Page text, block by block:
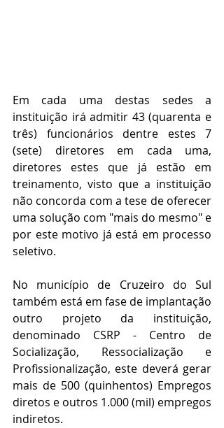
Em cada uma destas sedes a
instituição irá admitir 43 (quarenta e
três) funcionários dentre estes 7
(sete) diretores em cada uma,
diretores estes que já estão em
treinamento, visto que a instituição
não concorda com a tese de oferecer
uma solução com "mais do mesmo" e
por este motivo já está em processo
seletivo.
No município de Cruzeiro do Sul
também está em fase de implantação
outro projeto da instituição,
denominado CSRP - Centro de
Socialização, Ressocialização e
Profissionalização, este deverá gerar
mais de 500 (quinhentos) Empregos
diretos e outros 1.000 (mil) empregos
indiretos.